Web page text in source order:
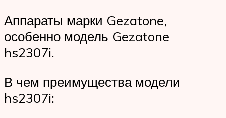
Аппараты марки Gezatone,
особенно модель Gezatone
hs2307i.
В чем преимущества модели
hs2307i: